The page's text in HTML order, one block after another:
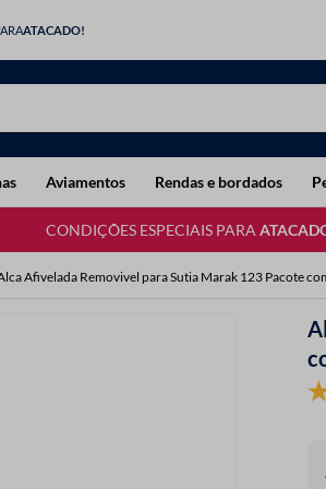
ATACADO!
Aviamentos Rendas e bordados
CONDIÇÕES ESPECIAIS PARA
Afivelada Removivel para Sutia Marak 123 Pacote